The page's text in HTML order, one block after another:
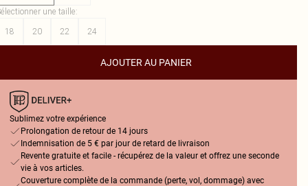
une taille:
18
20 22 24
AJOUTER AU PANIER
Sublimez votre expérience
Prolongation de retour de 14 jours
Indemnisation de 5 € par jour de retard de livraison
Revente gratuite et facile - récupérez de la valeur et offrez une seconde
vie à vos articles.
Couverture complète de la commande (perte, vol, dommage) avec